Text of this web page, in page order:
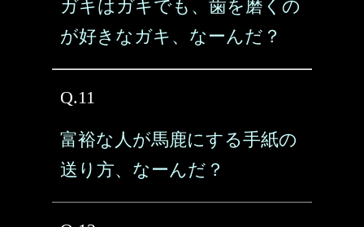
ガキはガキでも、歯を磨くの
が好きなガキ、なーんだ？
Q.11
富裕な人が馬鹿にする手紙の
送り方、なーんだ？